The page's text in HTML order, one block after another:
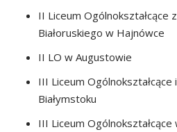
II Liceum Ogólnokształcące
Białoruskiego w Hajnówce
II LO w Augustowie
III Liceum
Białymstoku
III Liceum Ogólnokształcące